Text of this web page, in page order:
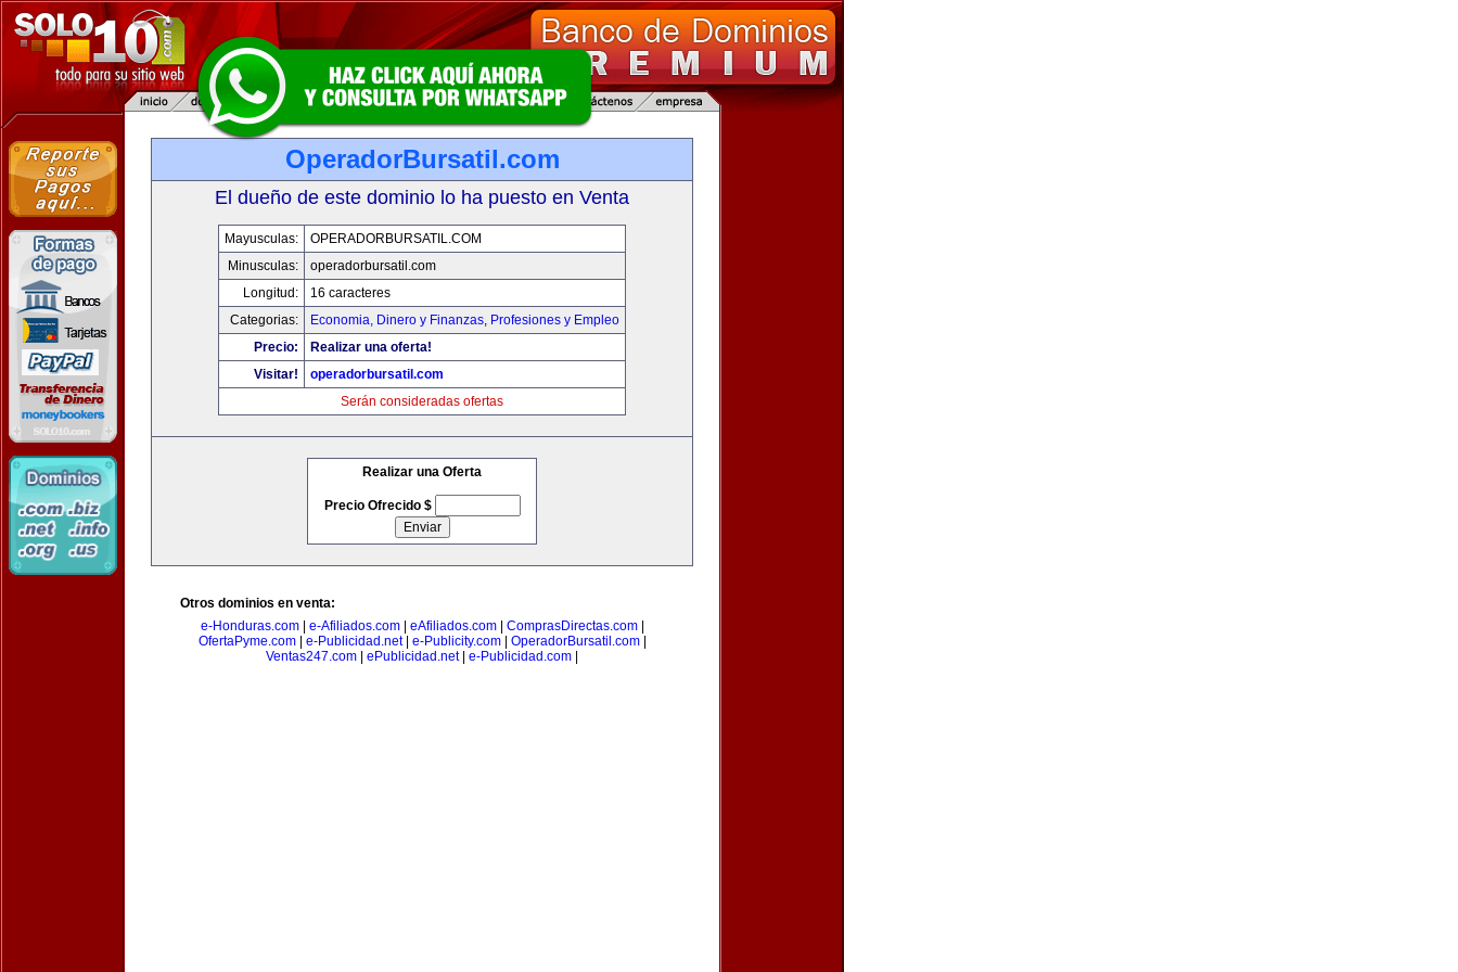
OperadorBursatil.com
El dueño de este dominio lo ha puesto en Venta
Mayusculas:
OPERADORBURSATIL.COM
Minusculas:
operadorbursatil.com
Longitud:
16 caracteres
Categorias:
Economia, Dinero y Finanzas, Profesiones y Empleo
Precio:
Realizar una oferta!
Visitar!
operadorbursatil.com
Serán consideradas ofertas
Realizar una Oferta
Precio Ofrecido $
Otros dominios en venta:
e-Honduras.com| e-Afiliados.com| eAfiliados.com| ComprasDirectas.com|
OfertaPyme.com| e-Publicidad.net| e-Publicity.com| OperadorBursatil.com|
Ventas247.com
ePublicidad.net| e-Publicidad.com